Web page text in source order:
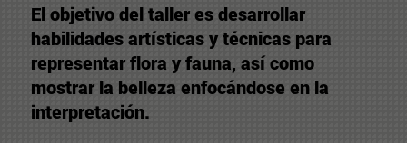
El objetivo del taller es desarrollar
habilidades artísticas y técnicas para
representar flora y fauna, así como
mostrar la belleza enfocándose en la
interpretación.